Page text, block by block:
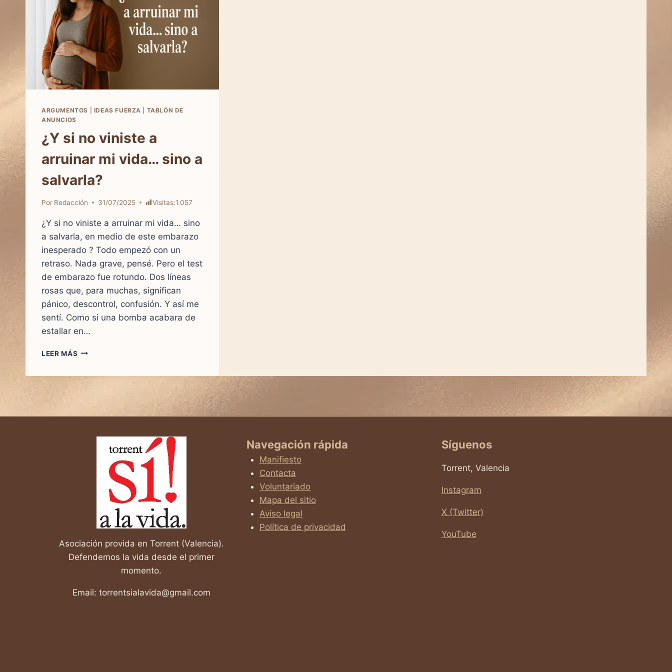
ARGUMENTOS IDEAS FUERZA
TABLÓN DE
ANUNCIOS
¿Y si no viniste a
arruinar mi vida… sino a
salvarla?
Por Redacción 31/07/2025 Visitas:1.057
¿Y si no viniste a arruinar mi vida… sino
a salvarla, en medio de este embarazo
inesperado ? Todo empezó con un
retraso. Nada grave, pensé. Pero el test
de embarazo fue rotundo. Dos líneas
rosas que, para muchas, significan
pánico, descontrol, confusión. Y así me
sentí. Como si una bomba acabara de
estallar en…
LEER MÁS ¿Y
Asociación provida en Torrent (Valencia).
Defendemos la vida desde el primer
momento.
Email: torrentsialavida@gmail.com
Navegación rápida
Manifiesto
Contacta
Voluntariado
Mapa del sitio
Aviso legal
Política de privacidad
Síguenos
Torrent, Valencia
Instagram
X (Twitter)
YouTube